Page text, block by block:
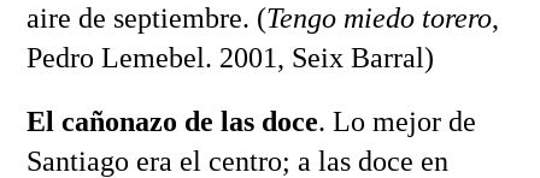
aire de septiembre. (Tengo miedo torero,
Pedro Lemebel. 2001, Seix Barral)
El cañonazo de las doce. Lo mejor de
Santiago era el centro; a las doce en